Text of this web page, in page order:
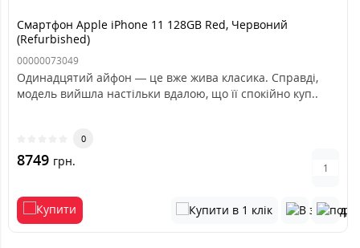
Смартфон Apple iPhone 11 128GB Red, Червоний
(Refurbished)
00000073049
Одинадцятий айфон — це вже жива класика. Справді,
модель вийшла настільки вдалою, що її спокійно куп..
0
8749 грн.